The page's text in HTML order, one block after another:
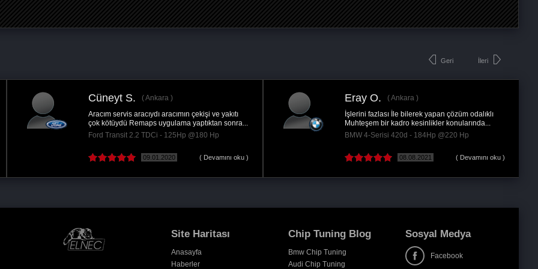
Geri
gibi çok
530 tadında...
Hp
Yunus Ş.
Araçta gözle görülür şekilde hantallık gitti sanki
yer uçağı oldu özellikle torkun artması rampada...
Nissan Qashqai 1.5 DCI - 110Hp @135 Hp
17.02.2022
İsmail D.
Merhaba, 2005 model touareg 2.5 tdi
aldığıma çok pişman olmuştum ,
Volkswagen Touareg 2.5 TDi R5 -
31.03.2020
İleri
Site Haritası
Anasayfa
Haberler
Chip Tuning Blog
Bmw Chip Tuning
Audi Chip Tuning
Sosyal Medya
Facebook